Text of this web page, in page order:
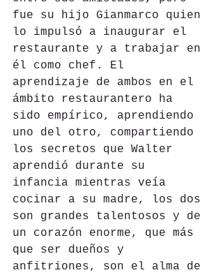
fue su hijo Gianmarco quien
lo impulsó a inaugurar el
restaurante y a trabajar en
él como chef. El
aprendizaje de ambos en el
ámbito restaurantero ha
sido empírico, aprendiendo
uno del otro, compartiendo
los secretos que Walter
aprendió durante su
infancia mientras veía
cocinar a su madre, los dos
son grandes talentosos y de
un corazón enorme, que más
que ser dueños y
anfitriones, son el alma de